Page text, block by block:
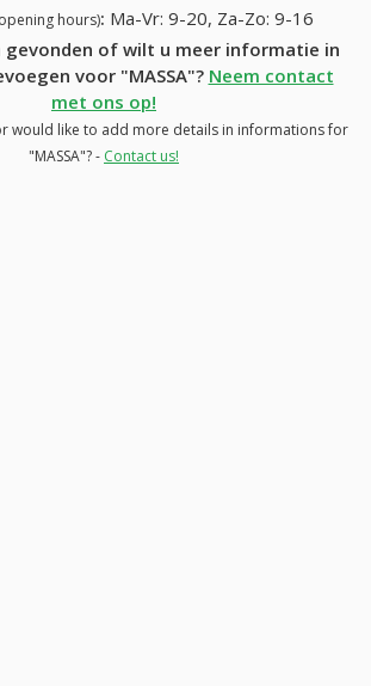
hours): Ma-Vr: 9-20, Za-Zo: 9-16
of wilt u meer informatie in
voor "MASSA"? Neem contact
met ons op!
would like to add more details in informations for
"MASSA"? - Contact us!